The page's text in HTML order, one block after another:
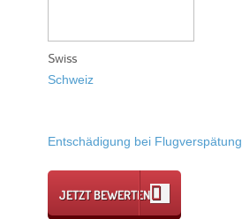
Swiss
Schweiz
Entschädigung bei Flugverspätung
JETZT BEWERTEN